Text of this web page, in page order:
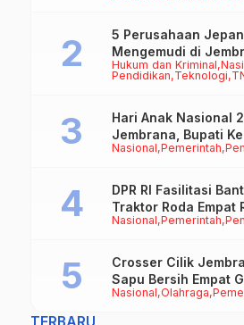
Hukum dan Kriminal
Pendidikan Teknologi
5 Perusahaan
Mengemudi di
Peluang Kerja bagi
Nasional Pemerintah
Hari Anak Nasional
Jembrana, Bupati
Pentingnya
Nasional Pemerintah
DPR RI Fasilitasi
Traktor Roda Empat
Mekanisasi
Nasional Olahraga
Crosser Cilik
Sapu Bersih Empat
50cc